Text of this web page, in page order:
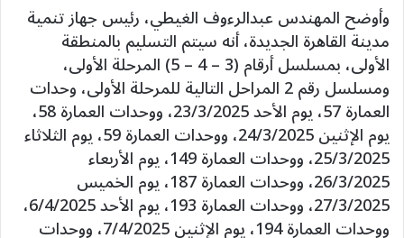
وأوضح المهندس عبدالرءوف الغيطي، رئيس جهاز تنمية
مدينة القاهرة الجديدة، أنه سيتم التسليم بالمنطقة
الأولى، بمسلسل أرقام (3 – 4 – 5) المرحلة الأولى،
ومسلسل رقم 2 المراحل التالية للمرحلة الأولى، وحدات
العمارة 57، يوم الأحد 23/3/2025، ووحدات العمارة 58،
يوم الإثنين 24/3/2025، ووحدات العمارة 59، يوم الثلاثاء
25/3/2025، ووحدات العمارة 149، يوم الأربعاء
26/3/2025، ووحدات العمارة 187، يوم الخميس
27/3/2025، ووحدات العمارة 193، يوم الأحد 6/4/2025،
ووحدات العمارة 194، يوم الإثنين 7/4/2025، ووحدات